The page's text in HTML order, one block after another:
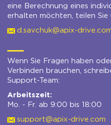
eine Berechnung eines
erhalten möchten, teilen Sie
d.savchuk@apix-
Wenn Sie Fragen haben
Verbinden brauchen,
Support-Team:
Arbeitszeit:
Mo. - Fr. ab 9:00 bis 18:00
support@apix-drive.com